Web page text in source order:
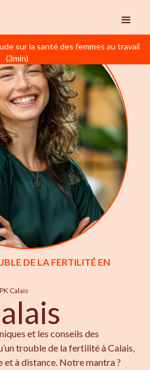
sur la santé des femmes au travail
(3min)
DE LA FERTILITÉ EN
Calais
et les conseils des
trouble de la fertilité à Calais,
à distance. Notre mantra ?